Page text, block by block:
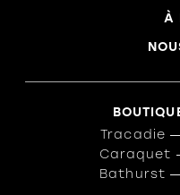
À
Tracadie
Caraquet
Bathurst